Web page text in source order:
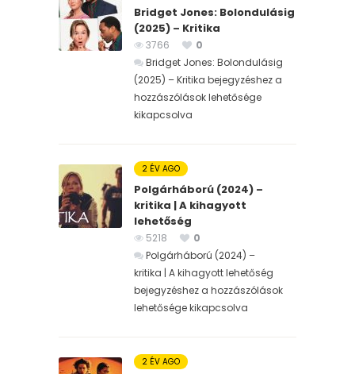
Bridget Jones: Bolondulásig
(2025) – Kritika
3766
0
Bridget Jones: Bolondulásig
(2025) – Kritika bejegyzéshez a
hozzászólások lehetősége
kikapcsolva
2 ÉV AGO
Polgárháború (2024) –
kritika | A kihagyott
lehetőség
5218
0
Polgárháború (2024) –
kritika | A kihagyott lehetőség
bejegyzéshez a hozzászólások
lehetősége kikapcsolva
2 ÉV AGO